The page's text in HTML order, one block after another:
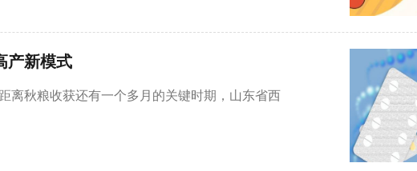
产新模式
离秋粮收获还有一个多月的关键时期，山东省西